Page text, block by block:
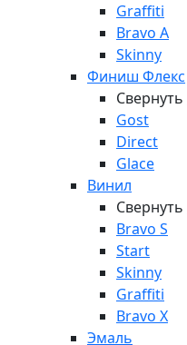
Graffiti
Bravo A
Skinny
Финиш Флекс
Свернуть
Gost
Direct
Glace
Винил
Свернуть
Bravo S
Start
Skinny
Graffiti
Bravo X
Эмаль